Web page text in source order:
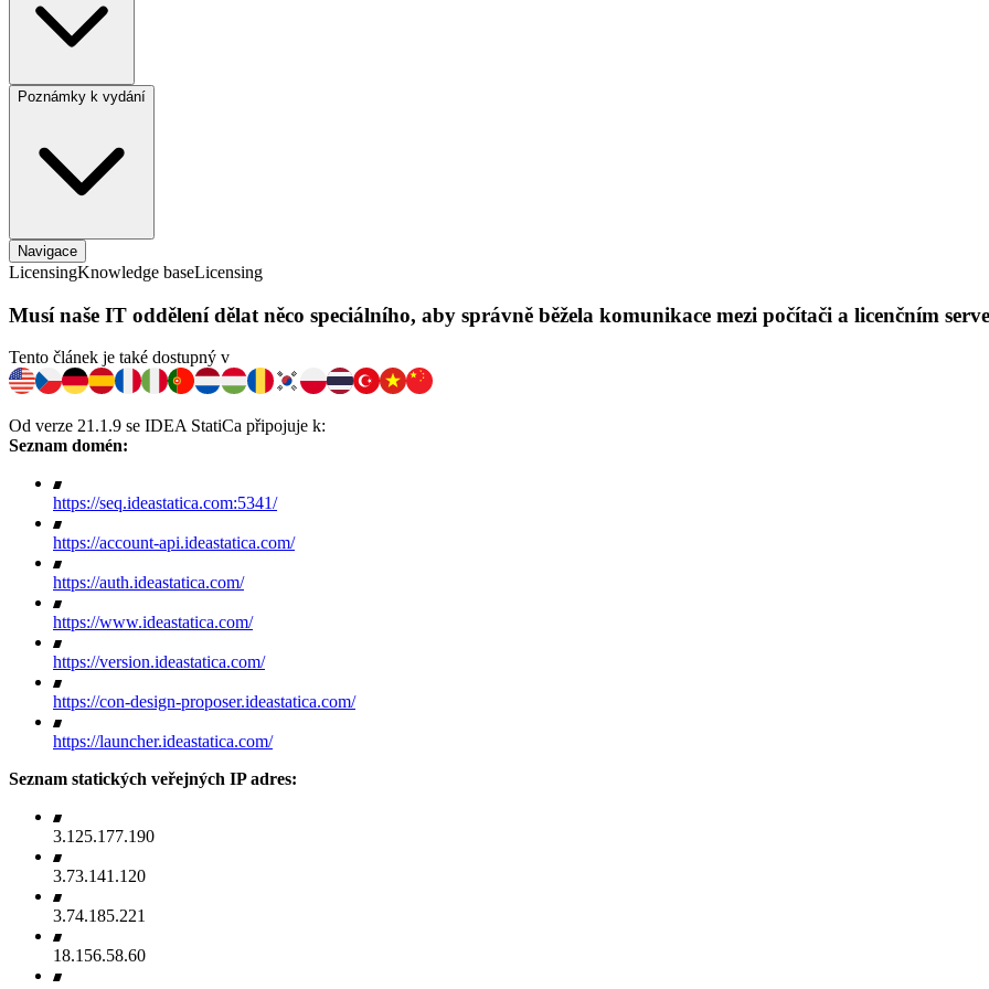
Poznámky k vydání
Navigace
LicensingKnowledge baseLicensing
Musí naše IT oddělení dělat něco speciálního, aby správně běžela komunikace mezi počítači a licenčním
Tento článek je také dostupný v
Od verze 21.1.9 se IDEA StatiCa připojuje k:
Seznam domén:
https://seq.ideastatica.com:5341/
https://account-api.ideastatica.com/
https://auth.ideastatica.com/
https://www.ideastatica.com/
https://version.ideastatica.com/
https://con-design-proposer.ideastatica.com/
https://launcher.ideastatica.com/
Seznam statických veřejných IP adres:
3.125.177.190
3.73.141.120
3.74.185.221
18.156.58.60